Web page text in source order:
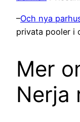
–Och nya
privata pooler i
Mer
Nerja